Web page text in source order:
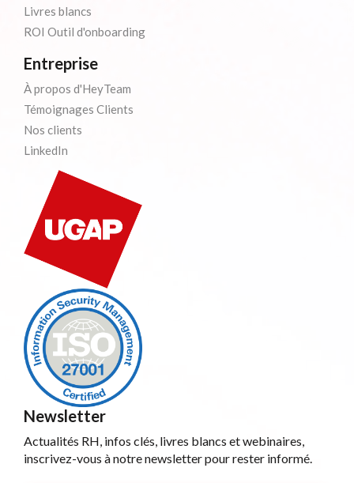
Livres blancs
ROI Outil d'onboarding
Entreprise
À propos d'HeyTeam
Témoignages Clients
Nos clients
LinkedIn
Newsletter
Actualités RH, infos clés, livres blancs et webinaires,
inscrivez-vous à notre newsletter pour rester informé.